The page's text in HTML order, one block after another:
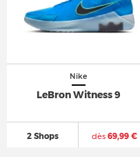
Nike
LeBron Witness 9
2 Shops dès 69,99 €